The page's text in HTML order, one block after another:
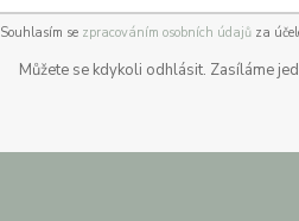
Souhlasím se zpracováním osobních údajůza
Můžete se kdykoli odhlásit. Zasíláme